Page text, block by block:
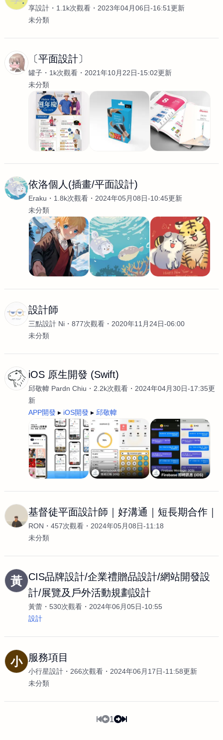
享設計 1.1k次觀看
2023年04月06日-16:51更新
未分類
〔平面設計〕
罐子 1k次觀看
2021年10月22日-15:02更新
未分類
依洛個人(插畫/平面設計)
Eraku 1.8k次觀看
2024年05月08日-10:45更新
未分類
設計師
三點設計 Ni 877次觀看
2020年11月24日-06:00
未分類
iOS 原生開發 (Swift)
邱敬幃 Pardn Chiu 2.2k次觀看
2024年04月30日-17:35更
新
APP開發
iOS開發 邱敬幃
基督徒平面設計師｜好溝通｜短長期合作｜
RON 457次觀看
2024年05月08日-11:18
未分類
黃 CIS品牌設計/企業禮贈品設計/網站開發設
計/展覽及戶外活動規劃設計
黃蕾 530次觀看
2024年06月05日-10:55
設計
小 服務項目
小行星設計 266次觀看
2024年06月17日-11:58更新
未分類
1